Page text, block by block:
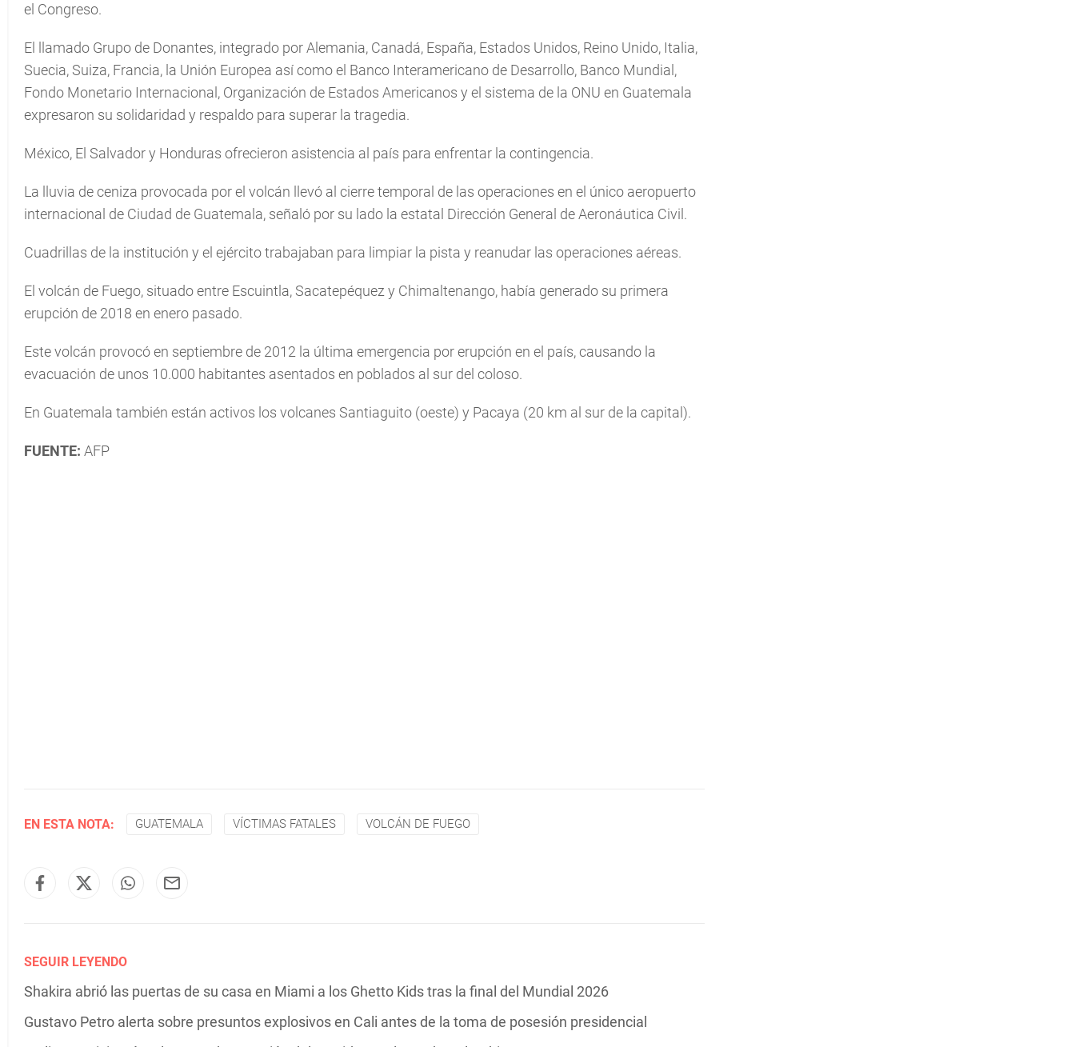
el Congreso.
El llamado Grupo de Donantes, integrado por Alemania, Canadá, España, Estados Unidos, Reino Unido, Italia,
Suecia, Suiza, Francia, la Unión Europea así como el Banco Interamericano de Desarrollo, Banco Mundial,
Fondo Monetario Internacional, Organización de Estados Americanos y el sistema de la ONU en Guatemala
expresaron su solidaridad y respaldo para superar la tragedia.
México, El Salvador y Honduras ofrecieron asistencia al país para enfrentar la contingencia.
La lluvia de ceniza provocada por el volcán llevó al cierre temporal de las operaciones en el único aeropuerto
internacional de Ciudad de Guatemala, señaló por su lado la estatal Dirección General de Aeronáutica Civil.
Cuadrillas de la institución y el ejército trabajaban para limpiar la pista y reanudar las operaciones aéreas.
El volcán de Fuego, situado entre Escuintla, Sacatepéquez y Chimaltenango, había generado su primera
erupción de 2018 en enero pasado.
Este volcán provocó en septiembre de 2012 la última emergencia por erupción en el país, causando la
evacuación de unos 10.000 habitantes asentados en poblados al sur del coloso.
En Guatemala también están activos los volcanes Santiaguito (oeste) y Pacaya (20 km al sur de la capital).
FUENTE: AFP
EN ESTA NOTA: GUATEMALA VÍCTIMAS FATALES VOLCÁN DE FUEGO
SEGUIR LEYENDO
Shakira abrió las puertas de su casa en Miami a los Ghetto Kids tras la final del Mundial 2026
Gustavo Petro alerta sobre presuntos explosivos en Cali antes de la toma de posesión presidencial